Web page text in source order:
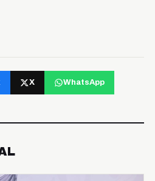
X WhatsApp